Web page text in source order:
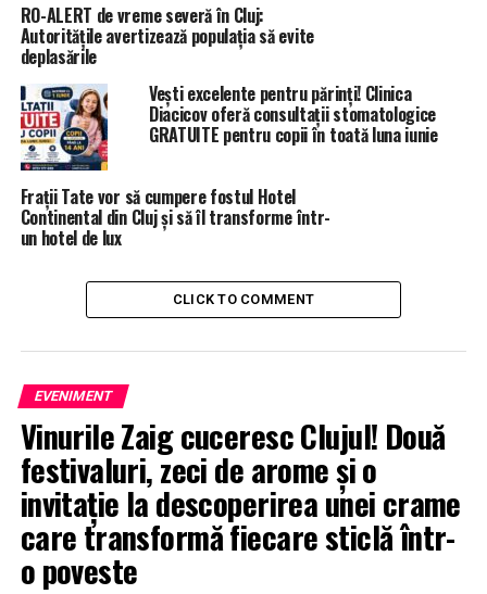
RO-ALERT de vreme severă în Cluj:
Autoritățile avertizează populația să evite
deplasările
Vești excelente pentru părinți! Clinica
Diacicov oferă consultații stomatologice
GRATUITE pentru copii în toată luna iunie
Frații Tate vor să cumpere fostul Hotel
Continental din Cluj și să îl transforme într-
un hotel de lux
CLICK TO COMMENT
EVENIMENT
Vinurile Zaig cuceresc Clujul! Două
festivaluri, zeci de arome și o
invitație la descoperirea unei crame
care transformă fiecare sticlă într-
o poveste